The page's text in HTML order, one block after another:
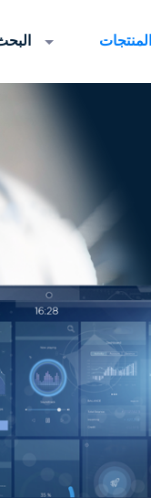
المنتجات